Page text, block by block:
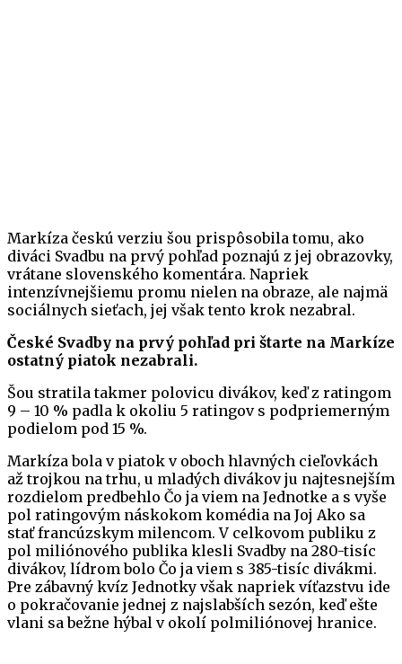
Markíza českú verziu šou prispôsobila tomu, ako
diváci Svadbu na prvý pohľad poznajú z jej obrazovky,
vrátane slovenského komentára. Napriek
intenzívnejšiemu promu nielen na obraze, ale najmä
sociálnych sieťach, jej však tento krok nezabral.
České Svadby na prvý pohľad pri štarte na Markíze
ostatný piatok nezabrali.
Šou stratila takmer polovicu divákov, keď z ratingom
9 – 10 % padla k okoliu 5 ratingov s podpriemerným
podielom pod 15 %.
Markíza bola v piatok v oboch hlavných cieľovkách
až trojkou na trhu, u mladých divákov ju najtesnejším
rozdielom predbehlo Čo ja viem na Jednotke a s vyše
pol ratingovým náskokom komédia na Joj Ako sa
stať francúzskym milencom. V celkovom publiku z
pol miliónového publika klesli Svadby na 280-tisíc
divákov, lídrom bolo Čo ja viem s 385-tisíc divákmi.
Pre zábavný kvíz Jednotky však napriek víťazstvu ide
o pokračovanie jednej z najslabších sezón, keď ešte
vlani sa bežne hýbal v okolí polmiliónovej hranice.